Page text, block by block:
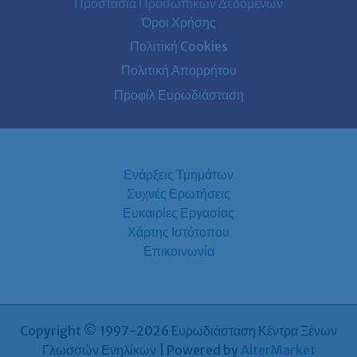
Όροι Χρήσης
Πολιτική Cookies
Πολιτική Απορρήτου
Προφίλ Ευρωδιάσταση
Ενάρξεις Τμημάτων
Συχνές Ερωτήσεις
Ευκαιρίες Εργασίας
Χάρτης Ιστότοπου
Επικοινωνία
Copyright © 1997-2026 Eυρωδιάσταση Κέντρα Ξένων
Γλωσσών Ενηλίκων | Powered by AlterMarket